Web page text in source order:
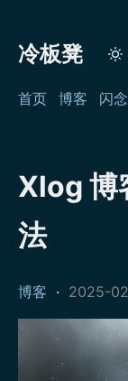
冷板凳
首页 博客 闪念
Xlog 博
法
博客 · 2025-